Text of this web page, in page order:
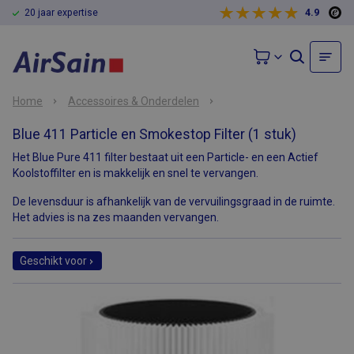
20 jaar expertise 4.9
Home Accessoires & Onderdelen
Blue 411 Particle en Smokestop Filter (1 stuk)
Het Blue Pure 411 filter bestaat uit een Particle- en een Actief
Koolstoffilter en is makkelijk en snel te vervangen.
De levensduur is afhankelijk van de vervuilingsgraad in de ruimte.
Het advies is na zes maanden vervangen.
Geschikt voor